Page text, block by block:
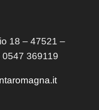
18 – 47521 –
369119